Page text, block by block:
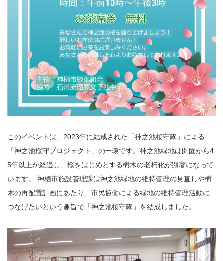
このイベントは、2023年に結成された「神之池桜守隊」による
「神之池桜守プロジェクト」の一環です。神之池緑地は開園から4
5年以上が経過し、桜をはじめとする樹木の老朽化が顕著になって
います。 神栖市施設管理課は神之池緑地の維持管理の見直しや樹
木の再配置計画にあたり、市民協働による緑地の維持管理活動に
つなげたいという趣旨で「神之池桜守隊」を結成しました。